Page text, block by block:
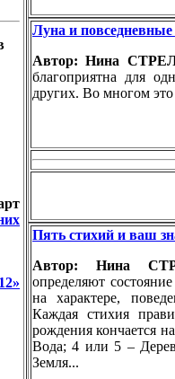
Луна и повседневные
Автор: Нина
благоприятна для
других. Во многом это
Пять стихий и ваш
Автор: Нина
определяют
на характере,
Каждая стихия
рождения кончается
Вода; 4 или 5 –
Земля...